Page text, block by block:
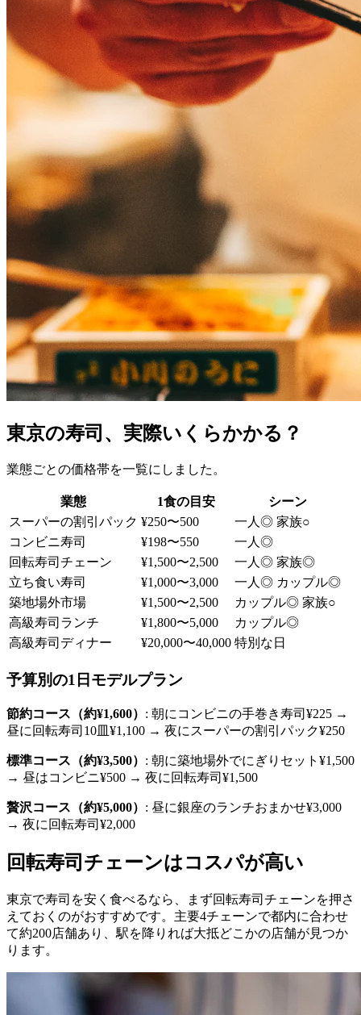
東京の寿司、実際いくらかかる？
業態ごとの価格帯を一覧にしました。
業態 1食の目安
シーン
スーパーの割引パック ¥250〜500
一人◎ 家族○
コンビニ寿司
¥198〜550
一人◎
回転寿司チェーン
¥1,500〜2,500
一人◎ 家族◎
立ち食い寿司
¥1,000〜3,000
一人◎ カップル◎
築地場外市場
¥1,500〜2,500
カップル◎ 家族○
高級寿司ランチ
¥1,800〜5,000
カップル◎
高級寿司ディナー
¥20,000〜40,000 特別な日
予算別の1日モデルプラン
節約コース（約¥1,600） : 朝にコンビニの手巻き寿司¥225 →
昼に回転寿司10皿¥1,100 → 夜にスーパーの割引パック¥250
標準コース（約¥3,500） : 朝に築地場外でにぎりセット¥1,500
→ 昼はコンビニ¥500 → 夜に回転寿司¥1,500
贅沢コース（約¥5,000） : 昼に銀座のランチおまかせ¥3,000
→ 夜に回転寿司¥2,000
回転寿司チェーンはコスパが高い
東京で寿司を安く食べるなら、まず回転寿司チェーンを押さ
えておくのがおすすめです。主要4チェーンで都内に合わせ
て約200店舗あり、駅を降りれば大抵どこかの店舗が見つか
ります。